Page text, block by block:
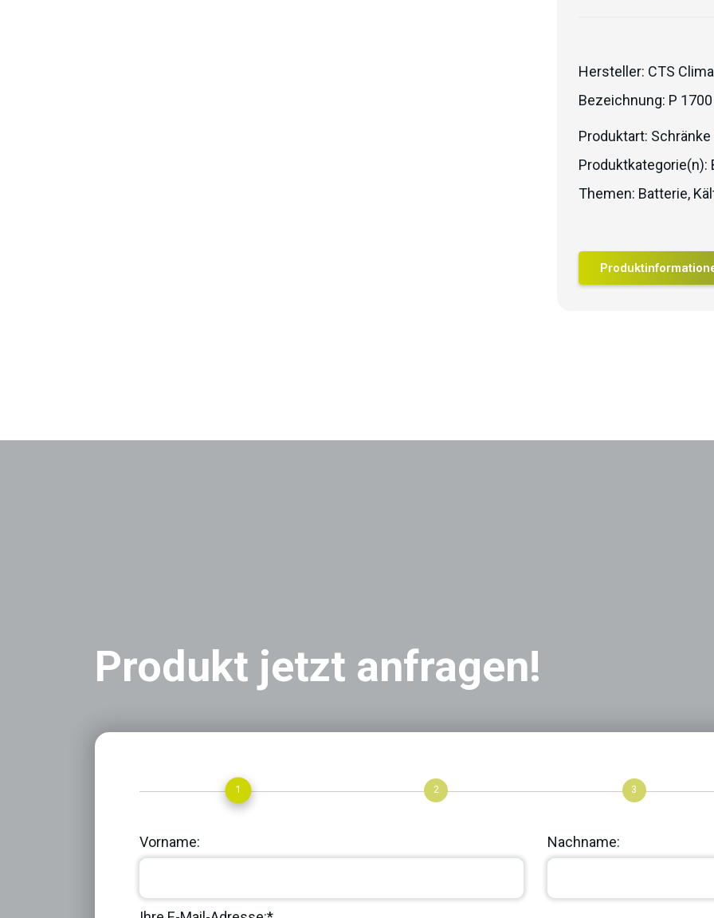
Hersteller: CTS
Bezeichnung: P 1700
Produktart: Schränke
Produktkategorie(n):
Themen: Batterie,
Produkt jetzt anfragen!
1 2 3
Vorname: Nachname: